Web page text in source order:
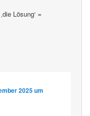
Lösung‘ =
2025 um